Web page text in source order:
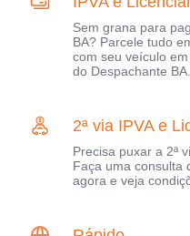
Sem grana para
BA? Parcele tudo
com seu veículo
do Despachante BA.
2ª via IPVA e
Precisa puxar a 2ª
Faça uma consulta
agora e veja